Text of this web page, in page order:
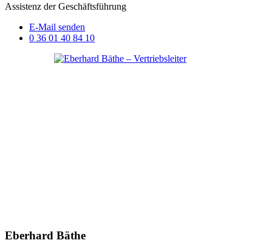
Assistenz der Geschäftsführung
E-Mail senden
0 36 01 40 84 10
Eberhard Bäthe